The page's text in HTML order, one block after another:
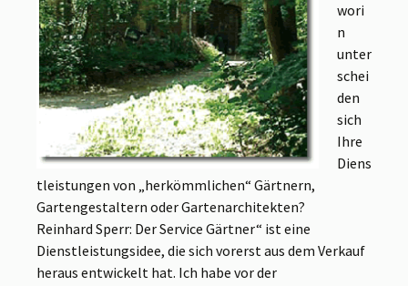
wori
n
unter
schei
den
sich
Ihre
Diens
tleistungen von „herkömmlichen“ Gärtnern,
Gartengestaltern oder Gartenarchitekten?
Reinhard Sperr: Der Service Gärtner“ ist eine
Dienstleistungsidee, die sich vorerst aus dem Verkauf
heraus entwickelt hat. Ich habe vor der